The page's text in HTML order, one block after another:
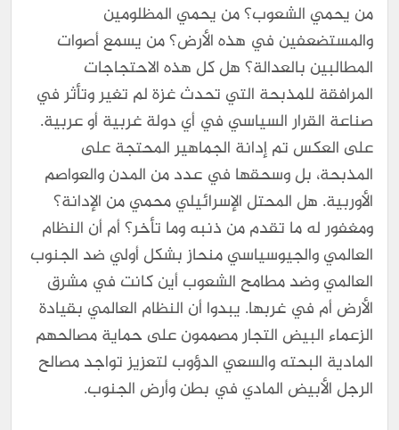
من يحمي الشعوب؟ من يحمي المظلومين
والمستضعفين في هذه الأرض؟ من يسمع أصوات
المطالبين بالعدالة؟ هل كل هذه الاحتجاجات
المرافقة للمذبحة التي تحدث غزة لم تغير وتأثر في
صناعة القرار السياسي في أي دولة غربية أو عربية.
على العكس تم إدانة الجماهير المحتجة على
المذبحة، بل وسحقها في عدد من المدن والعواصم
الأوربية. هل المحتل الإسرائيلي محمي من الإدانة؟
ومغفور له ما تقدم من ذنبه وما تأخر؟ أم أن النظام
العالمي والجيوسياسي منحاز بشكل أولي ضد الجنوب
العالمي وضد مطامح الشعوب أين كانت في مشرق
الأرض أم في غربها. يبدوا أن النظام العالمي بقيادة
الزعماء البيض التجار مصممون على حماية مصالحهم
المادية البحته والسعي الدؤوب لتعزيز تواجد مصالح
الرجل الأبيض المادي في بطن وأرض الجنوب.